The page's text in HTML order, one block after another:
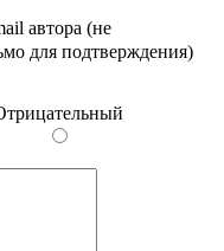
автора (не
для подтверждения)